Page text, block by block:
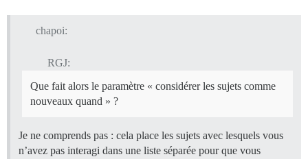
chapoi:
RGJ:
Que fait alors le paramètre « considérer les sujets comme
nouveaux quand » ?
Je ne comprends pas : cela place les sujets avec lesquels vous
n’avez pas interagi dans une liste séparée pour que vous